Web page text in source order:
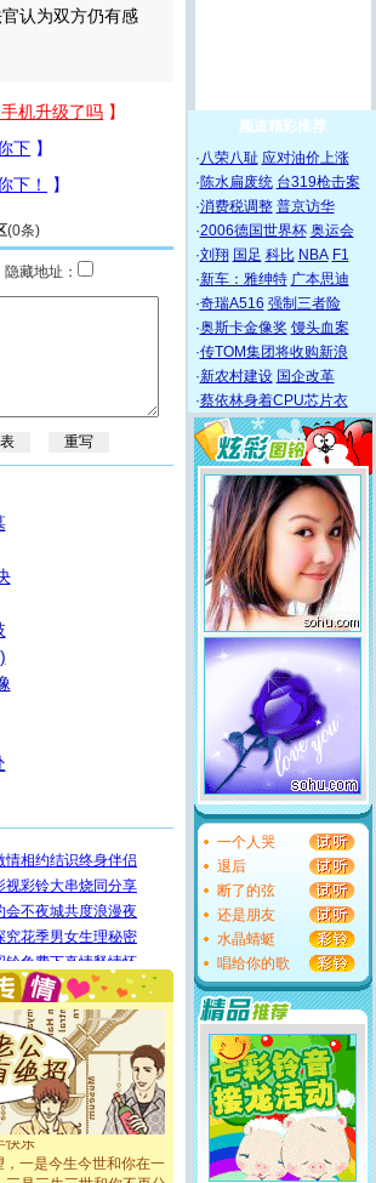
认为双方仍有感
(0条)
藏地址：
乐！千万要健康！千万
忘记我！
你,而是这样的日子才
要快乐!新年要快乐!天天
个特别的日子里,愿幸福,
你同在.圣诞快乐!
我要充电；没有你我会
业，抱你是我特长，吻
快乐
一是今生今世和你在一
是三生三世和你不再分
频道精彩推荐
·八荣八耻 应对油价上涨
·陈水扁废统 台319枪击案
·消费税调整 普京访华
·2006德国世界杯 奥运会
·刘翔 国足 科比 NBA F1
·新车：雅绅特 广本思迪
·奇瑞A516 强制三者险
·奥斯卡金像奖 馒头血案
·传TOM集团将收购新浪
·新农村建设 国企改革
·蔡依林身着CPU芯片衣
一个人哭
退后
断了的弦
还是朋友
水晶蜻蜓
唱给你的歌